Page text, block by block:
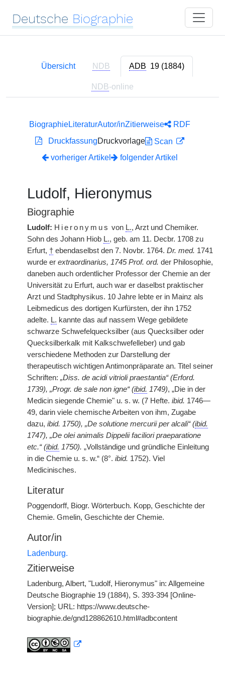
Deutsche Biographie
Übersicht NDB ADB 19 (1884)
NDB-online
BiographieLiteraturAutor/inZitierweise
RDF
DruckfassungDruckvorlage
Scan
vorheriger Artikel
folgender Artikel
Ludolf, Hieronymus
Biographie
Ludolf: Hieronymus von L., Arzt und Chemiker.
Sohn des Johann Hiob L., geb. am 11. Decbr. 1708 zu
Erfurt, † ebendaselbst den 7. Novbr. 1764. Dr. med. 1741
wurde er extraordinarius, 1745 Prof. ord. der Philosophie,
daneben auch ordentlicher Professor der Chemie an der
Universität zu Erfurt, auch war er daselbst praktischer
Arzt und Stadtphysikus. 10 Jahre lebte er in Mainz als
Leibmedicus des dortigen Kurfürsten, der ihn 1752
adelte. L. kannte das auf nassem Wege gebildete
schwarze Schwefelquecksilber (aus Quecksilber oder
Quecksilberkalk mit Kalkschwefelleber) und gab
verschiedene Methoden zur Darstellung der
therapeutisch wichtigen Antimonpräparate an. Titel seiner
Schriften: „Diss. de acidi vitrioli praestantia“ (Erford.
1739), „Progr. de sale non igne“ (ibid. 1749), „Die in der
Medicin siegende Chemie" u. s. w. (7 Hefte. ibid. 1746—
49, darin viele chemische Arbeiten von ihm, Zugabe
dazu, ibid. 1750), „De solutione mercurii per alcali“ (ibid.
1747), „De olei animalis Dippelii faciliori praeparatione
etc.“ (ibid. 1750). „Vollständige und gründliche Einleitung
in die Chemie u. s. w.“ (8°. ibid. 1752). Viel
Medicinisches.
Literatur
Poggendorff, Biogr. Wörterbuch. Kopp, Geschichte der
Chemie. Gmelin, Geschichte der Chemie.
Autor/in
Ladenburg.
Zitierweise
Ladenburg, Albert, "Ludolf, Hieronymus" in: Allgemeine
Deutsche Biographie 19 (1884), S. 393-394 [Online-
Version]; URL: https://www.deutsche-
biographie.de/gnd128862610.html#adbcontent